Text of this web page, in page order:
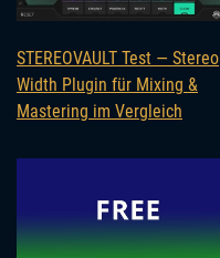
STEREOVAULT Test — Stereo
Width Plugin für Mixing &
Mastering im Vergleich